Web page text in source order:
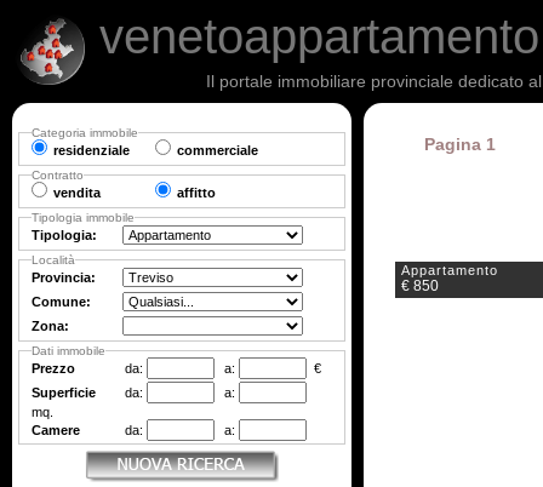
Il portale immobiliare provinciale dedicato
Pagina 1
Appartamento
€ 850
Categoria immobile
residenziale commerciale
Contratto
vendita affitto
Tipologia immobile
Tipologia:
Località
Provincia:
Comune:
Zona:
Dati immobile
Prezzo da: a:
€
Superficie
da:
a:
mq.
Camere
da: a: